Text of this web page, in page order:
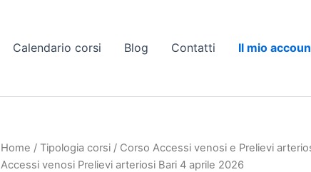
Calendario corsi Blog Contatti Il mio
Home / Tipologia corsi / Corso Accessi venosi e Prelievi
Accessi venosi Prelievi arteriosi Bari 4 aprile 2026